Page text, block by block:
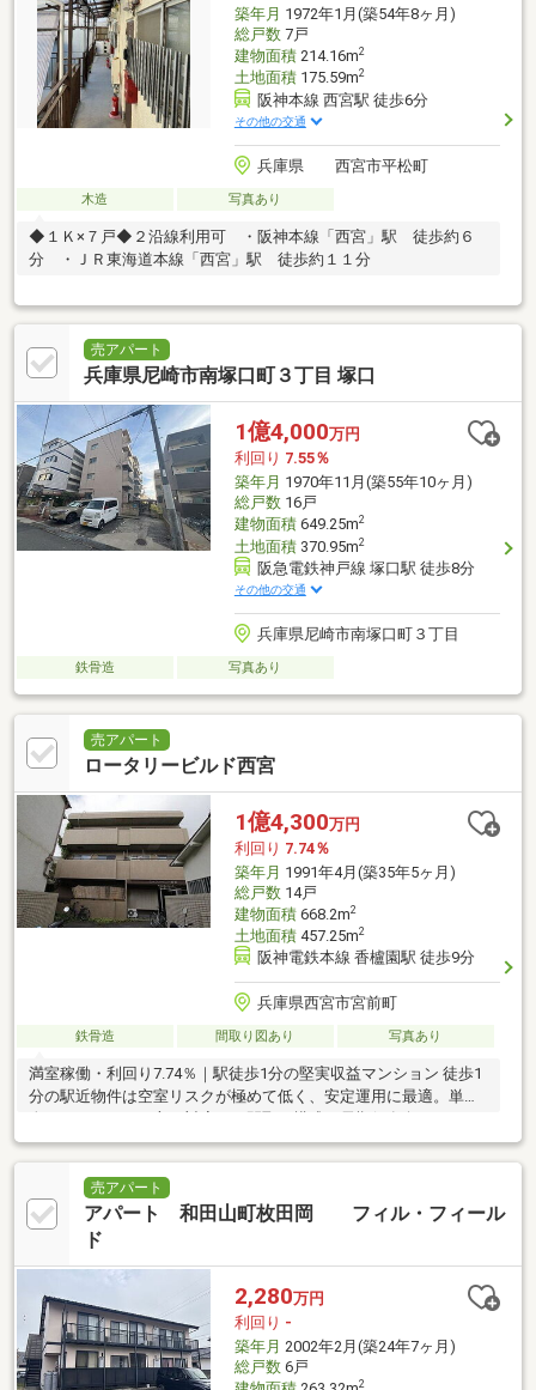
築年月 1972年1月(築54年8ヶ月)
総戸数7戸
建物面積214.16m2
土地面積175.59m2
阪神本線 西宮駅 徒歩6分
その他の交通
兵庫県 西宮市平松町
木造 写真あり
◆１Ｋ×７戸◆２沿線利用可 ・阪神本線「西宮」駅 徒歩約６
分 ・ＪＲ東海道本線「西宮」駅 徒歩約１１分
売アパート
兵庫県尼崎市南塚口町３丁目 塚口
1億4,000万円
利回り 7.55％
築年月 1970年11月(築55年10ヶ月)
総戸数16戸
建物面積649.25m2
土地面積370.95m2
阪急電鉄神戸線 塚口駅 徒歩8分
その他の交通
兵庫県尼崎市南塚口町３丁目
鉄骨造 写真あり
売アパート
ロータリービルド西宮
1億4,300万円
利回り 7.74％
築年月 1991年4月(築35年5ヶ月)
総戸数14戸
建物面積668.2m2
土地面積457.25m2
阪神電鉄本線 香櫨園駅 徒歩9分
兵庫県西宮市宮前町
鉄骨造 間取り図あり 写真あり
満室稼働・利回り7.74％｜駅徒歩1分の堅実収益マンション 徒歩1
分の駅近物件は空室リスクが極めて低く、安定運用に最適。単
売アパート
アパート 和田山町枚田岡 フィル・フィール
ド
2,280万円
利回り -
築年月 2002年2月(築24年7ヶ月)
総戸数6戸
2